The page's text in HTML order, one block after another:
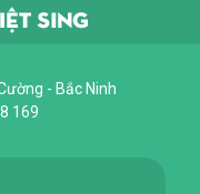
- Bắc Ninh
169